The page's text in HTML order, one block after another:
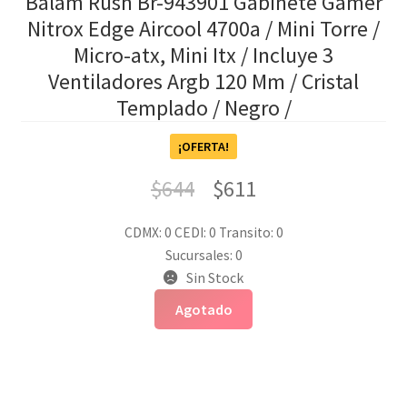
Nitrox Edge Aircool 4700a / Mini Torre /
Micro-atx, Mini Itx / Incluye 3
Ventiladores Argb 120 Mm / Cristal
Templado / Negro /
¡OFERTA!
$644 $611
CDMX: 0 CEDI: 0 Transito: 0
Sucursales: 0
Sin Stock
Agotado